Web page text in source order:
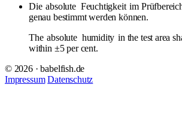
Die absolute Feuchtigkeit im
genau bestimmt werden können.
The absolute humidity in the test area
within ±5 per cent.
© 2026 · babelfish.de
Impressum Datenschutz